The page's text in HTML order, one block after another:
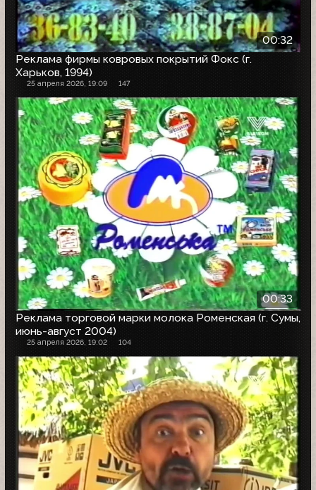
00:32
Реклама фирмы ковровых покрытий Фокс (г.
Харьков, 1994)
25 апреля 2026, 19:09 147
00:33
Реклама торговой марки молока Роменская (г. Сумы,
июнь-август 2004)
25 апреля 2026, 19:02 104